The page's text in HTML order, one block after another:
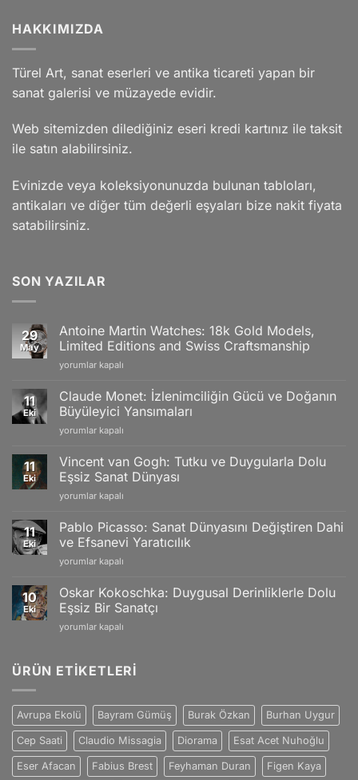
HAKKIMIZDA
Türel Art, sanat eserleri ve antika ticareti yapan bir
sanat galerisi ve müzayede evidir.
Web sitemizden dilediğiniz eseri kredi kartınız ile taksit
ile satın alabilirsiniz.
Evinizde veya koleksiyonunuzda bulunan tabloları,
antikaları ve diğer tüm değerli eşyaları bize nakit fiyata
satabilirsiniz.
SON YAZILAR
29
May
Antoine Martin Watches: 18k Gold Models,
Limited Editions and Swiss Craftsmanship
Antoine
Watches:
18k
Gold
Models,
Editions
and
Swiss
Craftsmanship
yorumlar kapalı
11
Eki
Claude Monet: İzlenimciliğin Gücü ve Doğanın
Büyüleyici Yansımaları
Claude
İzlenimciliğin
Gücü
ve
Doğanın
Yansımaları
için
yorumlar kapalı
11
Eki
Vincent van Gogh: Tutku ve Duygularla Dolu
Eşsiz Sanat Dünyası
Vincent
Gogh:
Tutku
ve
Duygularla
Eşsiz
Sanat
Dünyası
için
yorumlar kapalı
11
Eki
Pablo Picasso: Sanat Dünyasını Değiştiren Dahi
ve Efsanevi Yaratıcılık
Pablo
Sanat
Dünyasını
Değiştiren
Dahi
Yaratıcılık
yorumlar kapalı
10
Eki
Oskar Kokoschka: Duygusal Derinliklerle Dolu
Eşsiz Bir Sanatçı
Oskar
Derinliklerle
Bir
Sanatçı
için
yorumlar kapalı
ÜRÜN ETIKETLERI
Avrupa Ekolü Bayram Gümüş Burak Özkan Burhan Uygur
Cep Saati Claudio Missagia Diorama Esat Acet Nuhoğlu
Eser Afacan Fabius Brest Feyhaman Duran Figen Kaya